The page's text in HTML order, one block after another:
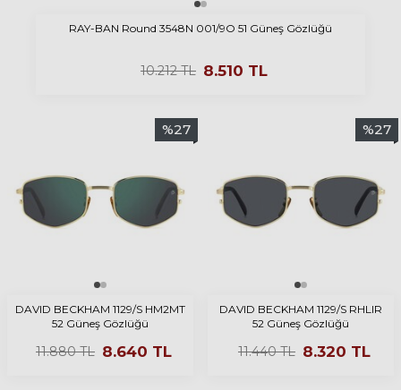
RAY-BAN Round 3548N 001/9O 51 Güneş Gözlüğü
10.212TL 8.510 TL
%27
DAVID BECKHAM 1129/S HM2MT
52 Güneş Gözlüğü
11.880TL 8.640 TL
%27
DAVID BECKHAM 1129/S RHLIR
52 Güneş Gözlüğü
11.440TL 8.320 TL